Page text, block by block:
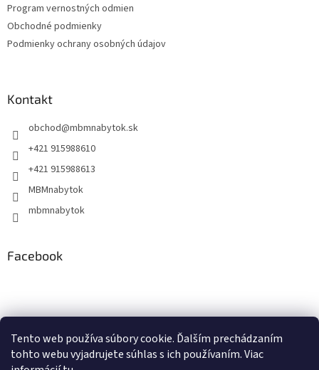
Tento web používa súbory cookie. Ďalším prechádzaním
tohto webu vyjadrujete súhlas s ich používaním. Viac
Program vernostných odmien
Obchodné podmienky
Podmienky ochrany osobných údajov
Kontakt
obchod@mbmnabytok.sk
+421 915988610
+421 915988613
MBMnabytok
mbmnabytok
Facebook
Nákupný košík
0KS / €0